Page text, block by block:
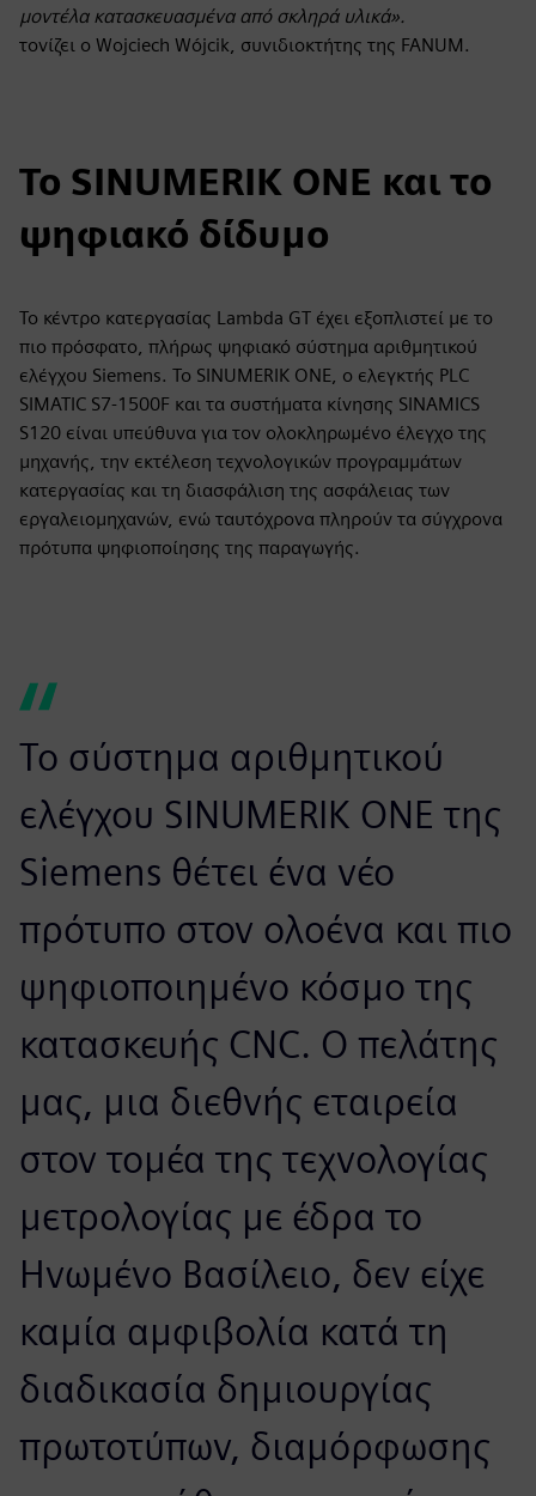
μοντέλα κατασκευασμένα από σκληρά υλικά».
τονίζει ο Wojciech Wójcik, συνιδιοκτήτης της FANUM.
Το SINUMERIK ONE και το
ψηφιακό δίδυμο
Το κέντρο κατεργασίας Lambda GT έχει εξοπλιστεί με το
πιο πρόσφατο, πλήρως ψηφιακό σύστημα αριθμητικού
ελέγχου Siemens. Το SINUMERIK ONE, ο ελεγκτής PLC
SIMATIC S7-1500F και τα συστήματα κίνησης SINAMICS
S120 είναι υπεύθυνα για τον ολοκληρωμένο έλεγχο της
μηχανής, την εκτέλεση τεχνολογικών προγραμμάτων
κατεργασίας και τη διασφάλιση της ασφάλειας των
εργαλειομηχανών, ενώ ταυτόχρονα πληρούν τα σύγχρονα
πρότυπα ψηφιοποίησης της παραγωγής.
Το σύστημα αριθμητικού
ελέγχου SINUMERIK ONE της
Siemens θέτει ένα νέο
πρότυπο στον ολοένα και πιο
ψηφιοποιημένο κόσμο της
κατασκευής CNC. Ο πελάτης
μας, μια διεθνής εταιρεία
στον τομέα της τεχνολογίας
μετρολογίας με έδρα το
Ηνωμένο Βασίλειο, δεν είχε
καμία αμφιβολία κατά τη
διαδικασία δημιουργίας
πρωτοτύπων, διαμόρφωσης